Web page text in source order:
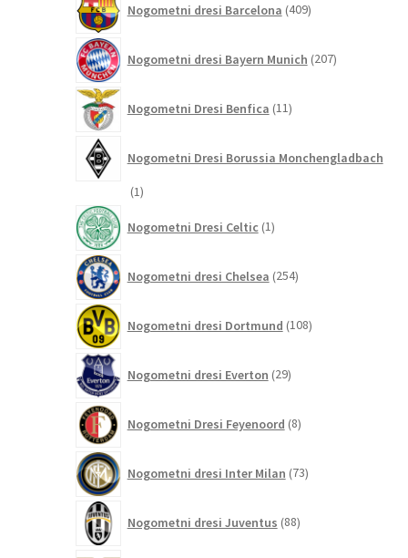
Nogometni dresi Barcelona 409izdelkov
Nogometni dresi Bayern Munich 207izdelkov
Nogometni Dresi Benfica 11izdelkov
Nogometni Dresi Borussia Monchengladbach
11
Nogometni Dresi Celtic 1izdelek
Nogometni dresi Chelsea 254izdelkov
Nogometni dresi Dortmund 108izdelkov
Nogometni dresi Everton 29izdelkov
Nogometni Dresi Feyenoord 8izdelkov
Nogometni dresi Inter Milan 73izdelkov
Nogometni dresi Juventus 88izdelkov